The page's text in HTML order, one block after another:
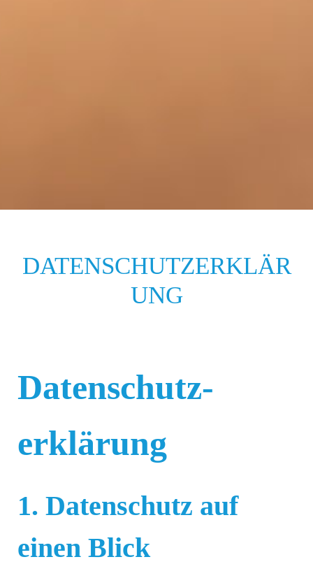
DATENSCHUTZERKLÄR
UNG
Datenschutz­
erklärung
1. Datenschutz auf
einen Blick